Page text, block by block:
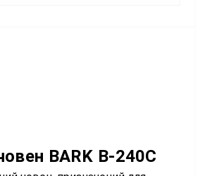
BARK B-240C